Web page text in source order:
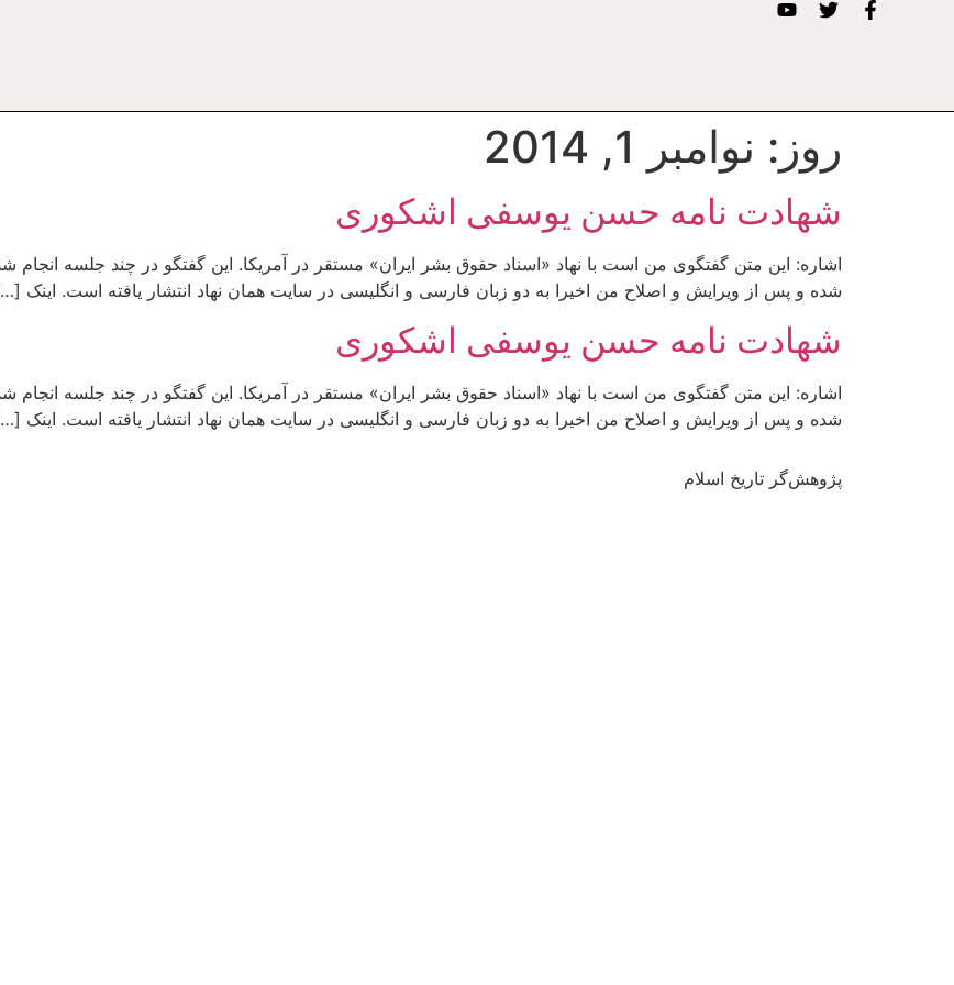
روز: نوامبر 1, 2014
شهادت نامه حسن یوسفی اشکوری
اشاره: این متن گفتگوی من است با نهاد «اسناد حقوق بشر ایران» مستقر در آمریکا. این گفتگو در چند جلسه انجام
شده و پس از ویرایش و اصلاح من اخیرا به دو زبان فارسی و انگلیسی در سایت همان نهاد انتشار یافته است. اینک
شهادت نامه حسن یوسفی اشکوری
اشاره: این متن گفتگوی من است با نهاد «اسناد حقوق بشر ایران» مستقر در آمریکا. این گفتگو در چند جلسه انجام
شده و پس از ویرایش و اصلاح من اخیرا به دو زبان فارسی و انگلیسی در سایت همان نهاد انتشار یافته است. اینک
پژوهش‌گر تاریخ اسلام